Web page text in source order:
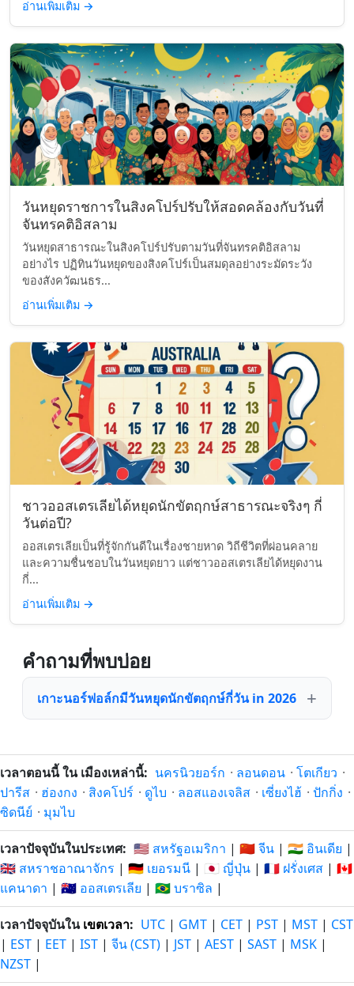
อ่านเพิ่มเติม →
วันหยุดราชการในสิงคโปร์ปรับให้สอดคล้องกับวันที่
จันทรคติอิสลาม
วันหยุดสาธารณะในสิงคโปร์ปรับตามวันที่จันทรคติอิสลาม
อย่างไร ปฏิทินวันหยุดของสิงคโปร์เป็นสมดุลอย่างระมัดระวัง
ของสังควัฒนธร...
อ่านเพิ่มเติม →
ชาวออสเตรเลียได้หยุดนักขัตฤกษ์สาธารณะจริงๆ กี่
วันต่อปี?
ออสเตรเลียเป็นที่รู้จักกันดีในเรื่องชายหาด วิถีชีวิตที่ผ่อนคลาย
และความชื่นชอบในวันหยุดยาว แต่ชาวออสเตรเลียได้หยุดงาน
กี่...
อ่านเพิ่มเติม →
คำถามที่พบบ่อย
เกาะนอร์ฟอล์กมีวันหยุดนักขัตฤกษ์กี่วัน in 2026
เวลาตอนนี้ ใน เมืองเหล่านี้: นครนิวยอร์ก · ลอนดอน · โตเกียว ·
ปารีส · ฮ่องกง · สิงคโปร์ · ดูไบ · ลอสแองเจลิส · เซี่ยงไฮ้ · ปักกิ่ง ·
ซิดนีย์ · มุมไบ
เวลาปัจจุบันในประเทศ: 🇺🇸 สหรัฐอเมริกา | 🇨🇳 จีน | 🇮🇳 อินเดีย |
🇬🇧 สหราชอาณาจักร | 🇩🇪 เยอรมนี | 🇯🇵 ญี่ปุ่น | 🇫🇷 ฝรั่งเศส | 🇨🇦
แคนาดา | 🇦🇺 ออสเตรเลีย | 🇧🇷 บราซิล |
เวลาปัจจุบันในเขตเวลา: UTC | GMT | CET | PST | MST | CST
| EST | EET | IST | จีน (CST) | JST | AEST | SAST | MSK |
NZST |